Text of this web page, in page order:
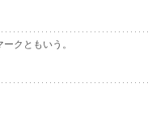
クともいう。